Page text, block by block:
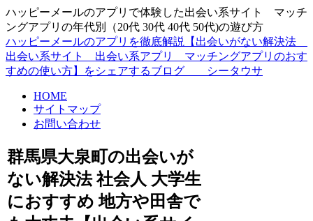
ハッピーメールのアプリで体験した出会い系サイト マッチ
ングアプリの年代別（20代 30代 40代 50代)の遊び方
ハッピーメールのアプリを徹底解説【出会いがない解決法
出会い系サイト 出会い系アプリ マッチングアプリのおす
すめの使い方】をシェアするブログ シータウサ
HOME
サイトマップ
お問い合わせ
群馬県大泉町の出会いが
ない解決法 社会人 大学生
におすすめ 地方や田舎で